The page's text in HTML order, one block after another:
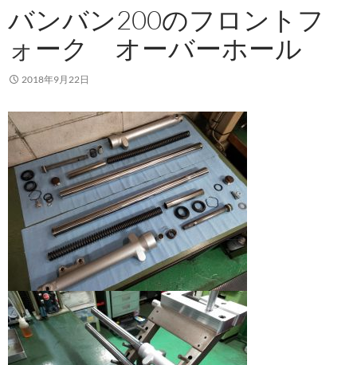
バンバン200のフロントフ
ォーク オーバーホール
2018年9月22日